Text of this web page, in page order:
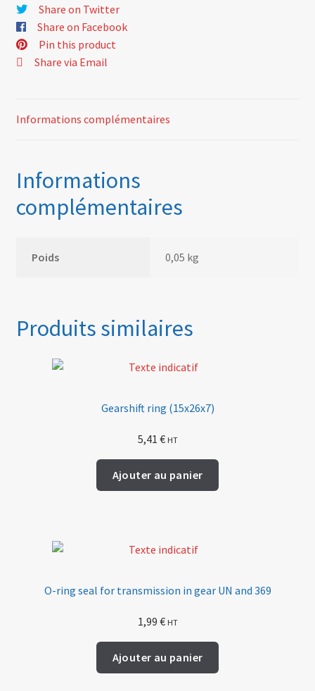
Share on Twitter
Share on Facebook
Pin this product
Share via Email
Informations complémentaires
Informations
complémentaires
Poids 0,05 kg
Produits similaires
Gearshift ring (15x26x7)
5,41 € HT
Ajouter au panier
O-ring seal for transmission in gear UN and 369
1,99 € HT
Ajouter au panier